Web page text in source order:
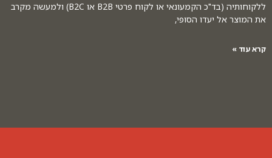
ללקוחותיה (בד"כ הקמעונאי או לקוח פרטי B2B או B2C) ולמעשה מקרב
את המוצר אל יעדו הסופי,
קרא עוד »